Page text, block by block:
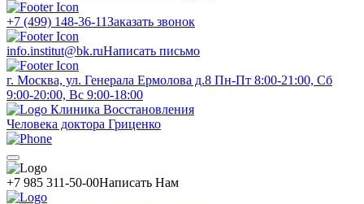
+7 (499) 148-36-11Заказать звонок
info.institut@bk.ruНаписать письмо
г. Москва, ул. Генерала Ермолова д.8 Пн-Пт 8:00-21:00, Сб
9:00-20:00, Вс 9:00-18:00
Клиника Восстановления
Человека доктора Гриценко
+7 985 311-50-00Написать Нам